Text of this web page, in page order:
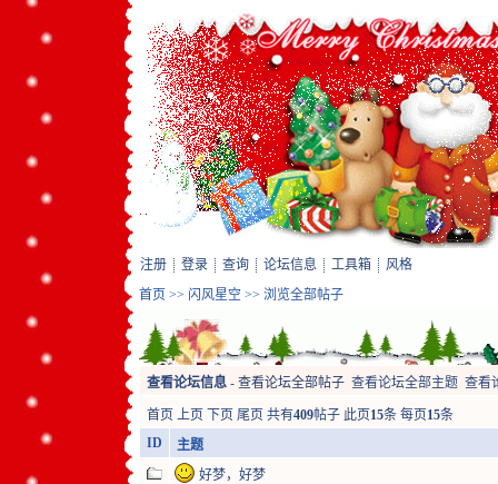
注册 登录 查询 论坛信息 工具箱
风格
首页 >> 闪风星空 >> 浏览全部帖子
查看论坛信息 - 查看论坛全部帖子 查看论坛全部主题 查看
首页 上页 下页 尾页 共有409帖子 此页15条 每页15条
ID
主题
好梦，好梦